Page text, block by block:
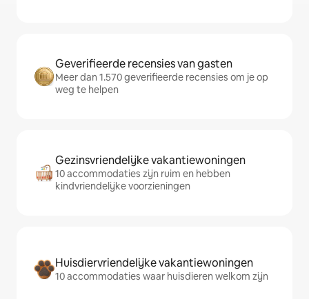
Geverifieerde recensies van gasten
Meer dan 1.570 geverifieerde recensies om je op
weg te helpen
Gezinsvriendelijke vakantiewoningen
10 accommodaties zijn ruim en hebben
kindvriendelijke voorzieningen
Huisdiervriendelijke vakantiewoningen
10 accommodaties waar huisdieren welkom zijn